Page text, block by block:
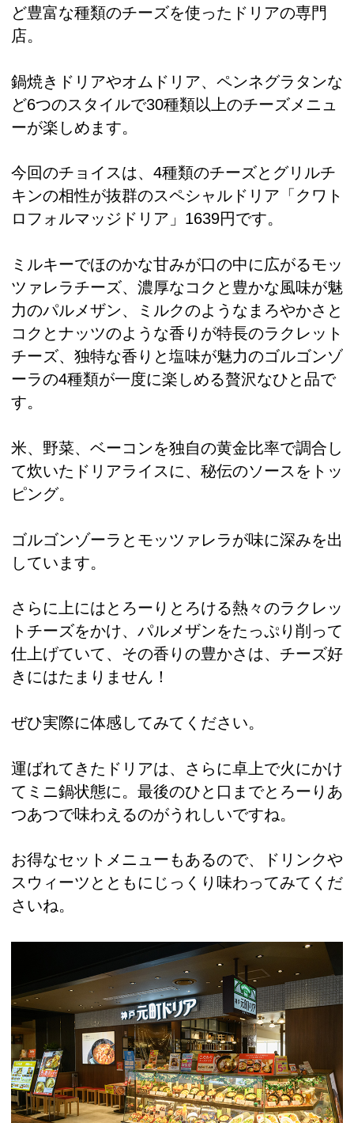
ど豊富な種類のチーズを使ったドリアの専門
店。
鍋焼きドリアやオムドリア、ペンネグラタンな
ど6つのスタイルで30種類以上のチーズメニュ
ーが楽しめます。
今回のチョイスは、4種類のチーズとグリルチ
キンの相性が抜群のスペシャルドリア「クワト
ロフォルマッジドリア」1639円です。
ミルキーでほのかな甘みが口の中に広がるモッ
ツァレラチーズ、濃厚なコクと豊かな風味が魅
力のパルメザン、ミルクのようなまろやかさと
コクとナッツのような香りが特長のラクレット
チーズ、独特な香りと塩味が魅力のゴルゴンゾ
ーラの4種類が一度に楽しめる贅沢なひと品で
す。
米、野菜、ベーコンを独自の黄金比率で調合し
て炊いたドリアライスに、秘伝のソースをトッ
ピング。
ゴルゴンゾーラとモッツァレラが味に深みを出
しています。
さらに上にはとろーりとろける熱々のラクレッ
トチーズをかけ、パルメザンをたっぷり削って
仕上げていて、その香りの豊かさは、チーズ好
きにはたまりません！
ぜひ実際に体感してみてください。
運ばれてきたドリアは、さらに卓上で火にかけ
てミニ鍋状態に。最後のひと口までとろーりあ
つあつで味わえるのがうれしいですね。
お得なセットメニューもあるので、ドリンクや
スウィーツとともにじっくり味わってみてくだ
さいね。